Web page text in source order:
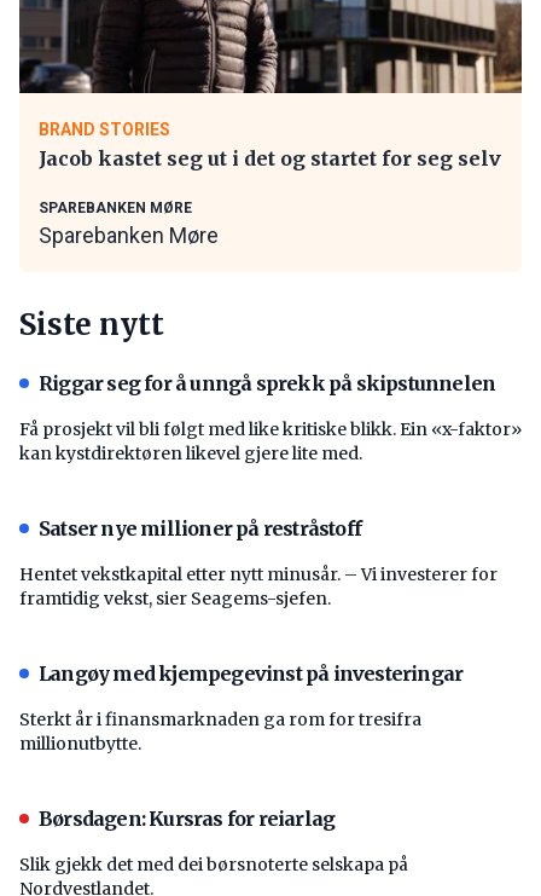
BRAND STORIES
Jacob kastet seg ut i det og startet for seg selv
SPAREBANKEN MØRE
Sparebanken Møre
Siste nytt
Riggar seg for å unngå sprekk på skipstunnelen
Få prosjekt vil bli følgt med like kritiske blikk. Ein «x-faktor»
kan kystdirektøren likevel gjere lite med.
Satser nye millioner på restråstoff
Hentet vekstkapital etter nytt minusår. – Vi investerer for
framtidig vekst, sier Seagems-sjefen.
Langøy med kjempegevinst på investeringar
Sterkt år i finansmarknaden ga rom for tresifra
millionutbytte.
Børsdagen: Kursras for reiarlag
Slik gjekk det med dei børsnoterte selskapa på
Nordvestlandet.